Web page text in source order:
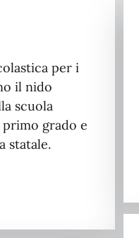
per i
il nido
scuola
grado e
statale.